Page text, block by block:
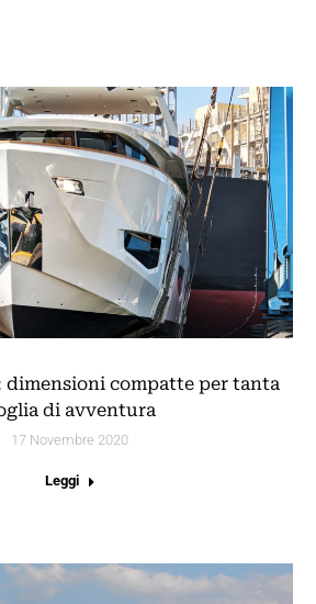
dimensioni compatte per tanta
di avventura
17 Novembre 2020
Leggi